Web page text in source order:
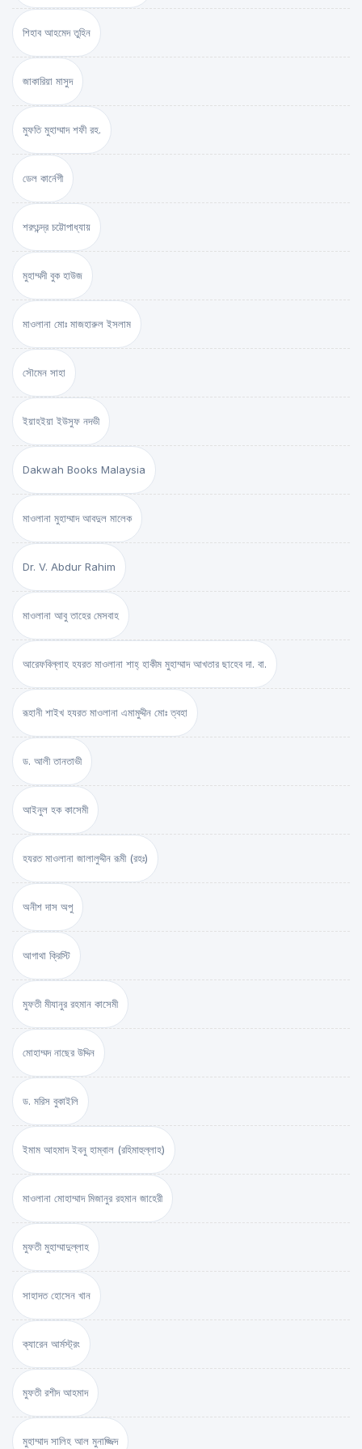
শিহাব আহমেদ তুহিন
জাকারিয়া মাসুদ
মুফতি মুহাম্মাদ শফী রহ.
ডেল কার্নেগী
শরৎচন্দ্র চট্টোপাধ্যায়
মুহাম্মদী বুক হাউজ
মাওলানা মোঃ মাজহারুল ইসলাম
সৌমেন সাহা
ইয়াহইয়া ইউসুফ নদভী
Dakwah Books Malaysia
মাওলানা মুহাম্মাদ আবদুল মালেক
Dr. V. Abdur Rahim
মাওলানা আবু তাহের মেসবাহ
আরেফবিল্লাহ হযরত মাওলানা শাহ্ হাকীম মুহাম্মাদ আখতার ছাহেব দা. বা.
রূহানী শাইখ হযরত মাওলানা এমামুদ্দীন মোঃ ত্বহা
ড. আলী তানতাভী
আইনুল হক কাসেমী
হযরত মাওলানা জালালুদ্দীন রূমী (রহঃ)
অনীশ দাস অপু
আগাথা ক্রিস্টি
মুফতী মীযানুর রহমান কাসেমী
মোহাম্মদ নাছের উদ্দিন
ড. মরিস বুকাইলি
ইমাম আহমাদ ইবনু হাম্বাল (রহিমাহুল্লাহ)
মাওলানা মোহাম্মাদ মিজানুর রহমান জাহেরী
মুফতী মুহাম্মাদুল্লাহ
সাহাদত হোসেন খান
ক্যারেন আর্মস্ট্রং
মুফতী রশীদ আহমাদ
মুহাম্মাদ সালিহ আল মুনাজ্জিদ